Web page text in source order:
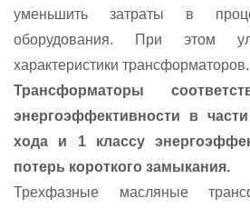
уменьшить затраты в
оборудования. При этом
характеристики трансформаторов.
Трансформаторы
энергоэффективности в
хода и 1 классу
потерь короткого замыкания.
Трехфазные масляные